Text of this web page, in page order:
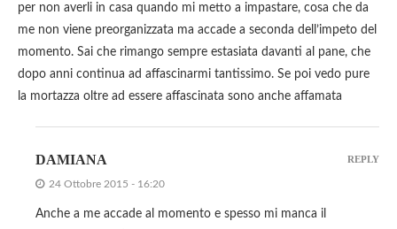
per non averli in casa quando mi metto a impastare, cosa che da
me non viene preorganizzata ma accade a seconda dell’impeto del
momento. Sai che rimango sempre estasiata davanti al pane, che
dopo anni continua ad affascinarmi tantissimo. Se poi vedo pure
la mortazza oltre ad essere affascinata sono anche affamata
DAMIANA
24 Ottobre 2015 - 16:20
Anche a me accade al momento e spesso mi manca il
REPLY